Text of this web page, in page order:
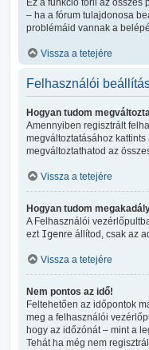
Ez a funkció törli az összes
– ha a fórum tulajdonosa
problémáid vannak a
Vissza a tetejére
Felhasználói
Hogyan tudom
Amennyiben regisztrált
megváltoztatásához kattints
megváltoztathatod az
Vissza a tetejére
Hogyan tudom
A Felhasználói
ezt Igenre állítod, csak az
Vissza a tetejére
Nem pontos az idő!
Feltehetően az időpontok
meg a felhasználói
hogy az időzónát – mint a
Tehát ha még nem